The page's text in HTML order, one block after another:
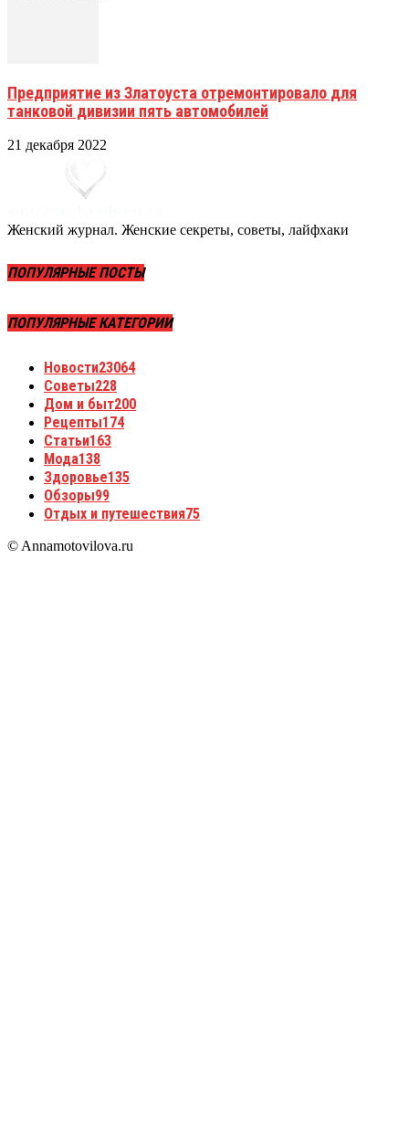
Предприятие из Златоуста отремонтировало для
танковой дивизии пять автомобилей
21 декабря 2022
Женский журнал. Женские секреты, советы, лайфхаки
ПОПУЛЯРНЫЕ ПОСТЫ
ПОПУЛЯРНЫЕ КАТЕГОРИИ
Новости23064
Советы228
Дом и быт200
Рецепты174
Статьи163
Мода138
Здоровье135
Обзоры99
Отдых и путешествия75
© Annamotovilova.ru